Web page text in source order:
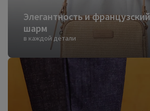
Элегантность и французский
шарм
в каждой детали
Красиво,
удобно